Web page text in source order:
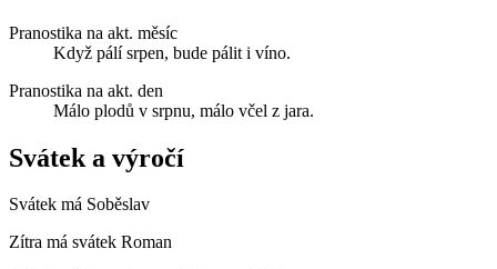
Pranostika na akt. měsíc
Když pálí srpen, bude pálit i víno.
Pranostika na akt. den
Málo plodů v srpnu, málo včel z jara.
Svátek a výročí
Svátek má Soběslav
Zítra má svátek Roman